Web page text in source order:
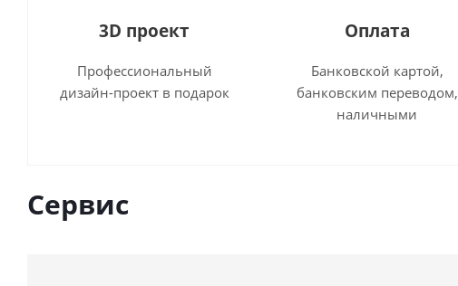
3D проект
Профессиональный
дизайн-проект в подарок
Оплата
Банковской картой,
банковским переводом,
наличными
Сервис